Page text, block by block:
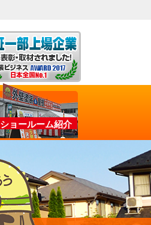
ショールーム紹介